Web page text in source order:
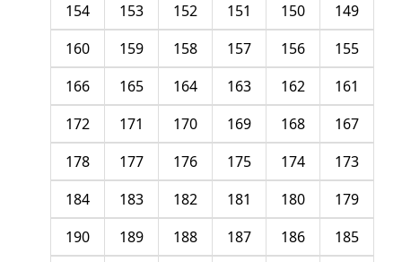
149
150
151
152
153
154
155
156
157
158
159
160
161
162
163
164
165
166
167
168
169
170
171
172
173
174
175
176
177
178
179
180
181
182
183
184
185
186
187
188
189
190